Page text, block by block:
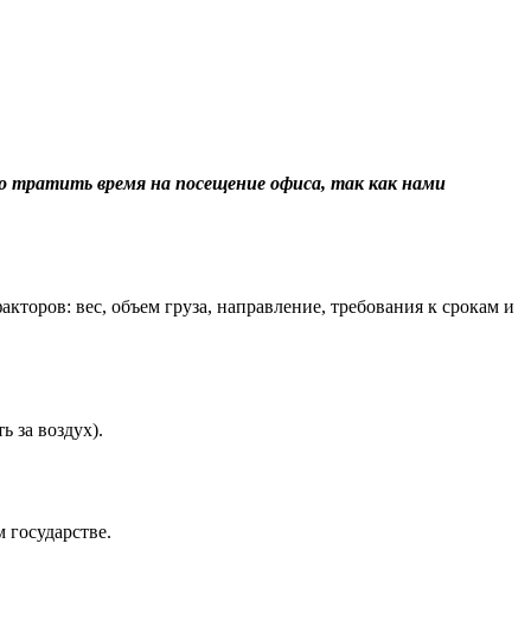
время на посещение офиса, так как нами
вес, объем груза, направление, требования к срокам и
за воздух).